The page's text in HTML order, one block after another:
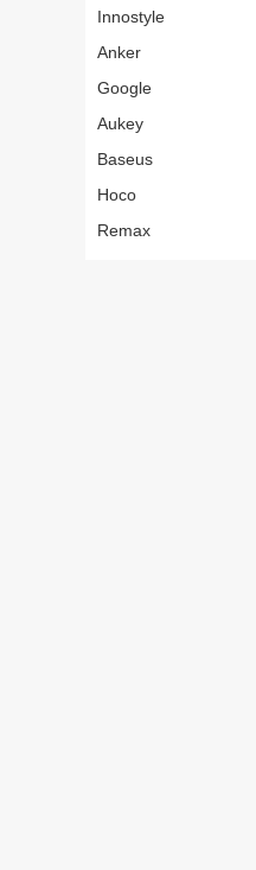
Innostyle
Anker
Google
Aukey
Baseus
Hoco
Remax